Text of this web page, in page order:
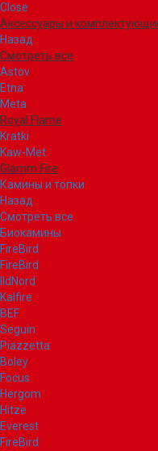
Close
Аксессуары и
Назад
Смотреть все
Astov
Etna
Meta
Royal Flame
Kratki
Kaw-Met
Glamm Fire
Камины и топки
Назад
Смотреть все
Биокамины
FireBird
FireBird
IldNord
Kalfire
BEF
Seguin
Piazzetta
Boley
Focus
Hergom
Hitze
Everest
FireBird